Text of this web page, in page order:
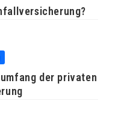
der privaten